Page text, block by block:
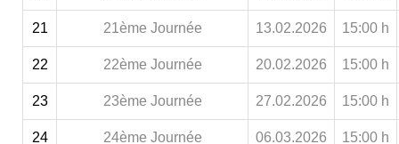
21 21ème Journée 13.02.2026 15:00 h
22 22ème Journée 20.02.2026 15:00 h
23 23ème Journée 27.02.2026 15:00 h
24 24ème Journée 06.03.2026 15:00 h